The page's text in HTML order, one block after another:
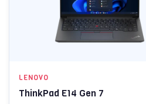
LENOVO
ThinkPad E14 Gen 7